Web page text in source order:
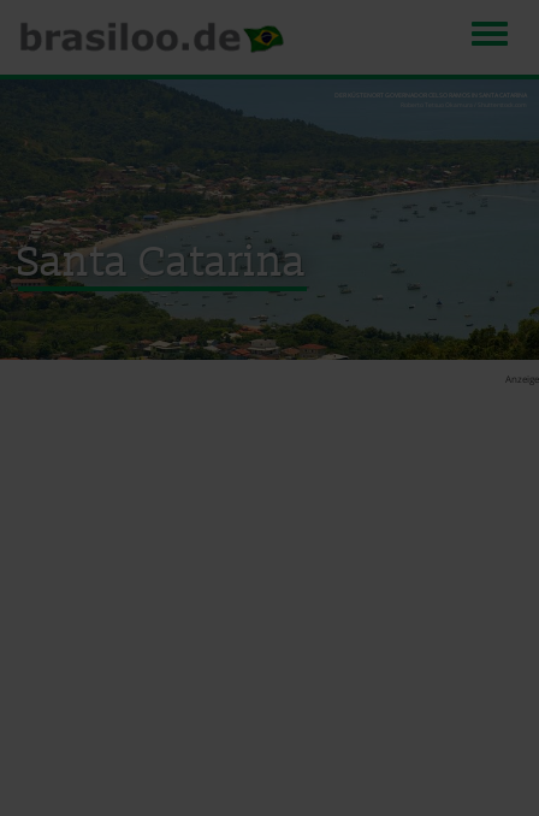
Inhalt
Santa Catarina
DER KÜSTENORT GOVERNADOR CELSO RAMOS IN SANTA CATARINA
Anzeige